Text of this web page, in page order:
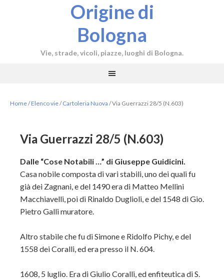
Origine di
Bologna
Vie, strade, vicoli, piazze, luoghi di Bologna.
Home/Elenco vie/ Cartoleria Nuova /Via Guerrazzi 28/5 (N.603)
Via Guerrazzi 28/5 (N.603)
Dalle “Cose Notabili …” di Giuseppe Guidicini.
Casa nobile composta di vari stabili, uno dei quali fu
già dei Zagnani, e del 1490 era di Matteo Mellini
Macchiavelli, poi di Rinaldo Duglioli, e del 1548 di Gio.
Pietro Galli muratore.
Altro stabile che fu di Simone e Ridolfo Pichy, e del
1558 dei Coralli, ed era presso il N. 604.
1608, 5 luglio. Era di Giulio Coralli, ed enfiteutica di S.